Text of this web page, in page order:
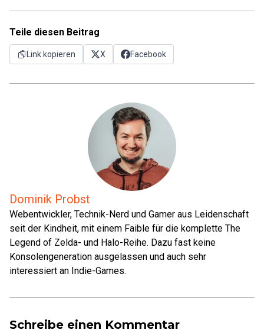
Teile diesen Beitrag
Link kopieren X Facebook
Dominik Probst
Webentwickler, Technik-Nerd und Gamer aus Leidenschaft
seit der Kindheit, mit einem Faible für die komplette The
Legend of Zelda- und Halo-Reihe. Dazu fast keine
Konsolengeneration ausgelassen und auch sehr
interessiert an Indie-Games.
Schreibe einen Kommentar